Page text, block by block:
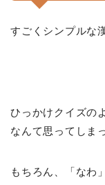
すごくシンプルな
ひっかけクイズ
なんて思ってしま
もちろん、「なわ